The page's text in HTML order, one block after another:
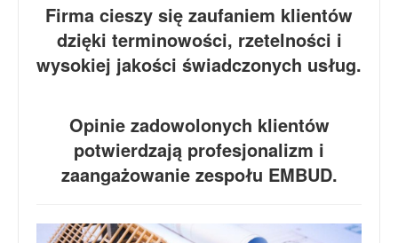
Firma cieszy się zaufaniem klientów
dzięki terminowości, rzetelności i
wysokiej jakości świadczonych usług.
Opinie zadowolonych klientów
potwierdzają profesjonalizm i
zaangażowanie zespołu EMBUD.